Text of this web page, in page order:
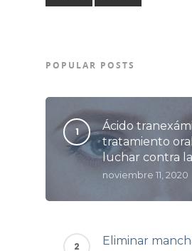
POPULAR POSTS
Ácido
tratamiento
luchar contra
noviembre 11, 2020
Eliminar